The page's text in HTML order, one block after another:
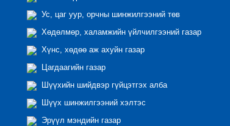
Ус, цаг уур, орчны шинжилгээний төв
Хөдөлмөр, халамжийн үйлчилгээний газар
Хүнс, хөдөө аж ахуйн газар
Цагдаагийн газар
Шүүхийн шийдвэр гүйцэтгэх алба
Шүүх шинжилгээний хэлтэс
Эрүүл мэндийн газар